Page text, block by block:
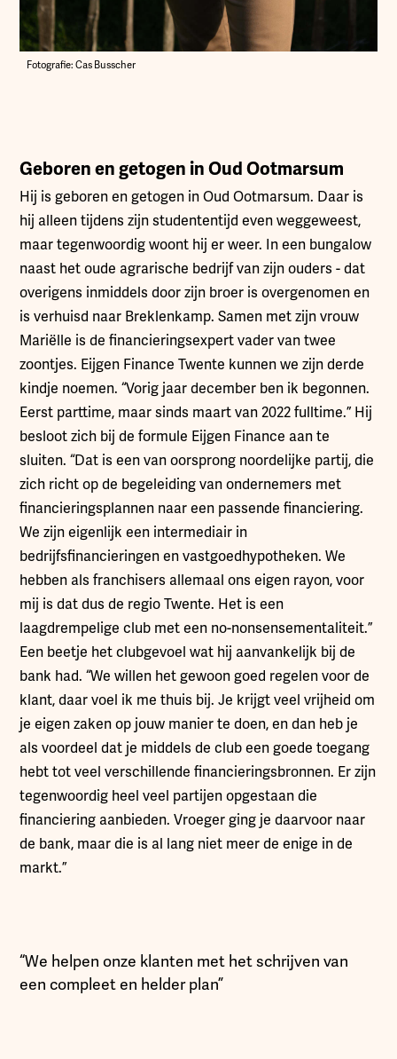
Fotografie: Cas Busscher
Geboren en getogen in Oud Ootmarsum
Hij is geboren en getogen in Oud Ootmarsum. Daar is
hij alleen tijdens zijn studententijd even weggeweest,
maar tegenwoordig woont hij er weer. In een bungalow
naast het oude agrarische bedrijf van zijn ouders - dat
overigens inmiddels door zijn broer is overgenomen en
is verhuisd naar Breklenkamp. Samen met zijn vrouw
Mariëlle is de financieringsexpert vader van twee
zoontjes. Eijgen Finance Twente kunnen we zijn derde
kindje noemen. “Vorig jaar december ben ik begonnen.
Eerst parttime, maar sinds maart van 2022 fulltime.” Hij
besloot zich bij de formule Eijgen Finance aan te
sluiten. “Dat is een van oorsprong noordelijke partij, die
zich richt op de begeleiding van ondernemers met
financieringsplannen naar een passende financiering.
We zijn eigenlijk een intermediair in
bedrijfsfinancieringen en vastgoedhypotheken. We
hebben als franchisers allemaal ons eigen rayon, voor
mij is dat dus de regio Twente. Het is een
laagdrempelige club met een no-nonsensementaliteit.”
Een beetje het clubgevoel wat hij aanvankelijk bij de
bank had. “We willen het gewoon goed regelen voor de
klant, daar voel ik me thuis bij. Je krijgt veel vrijheid om
je eigen zaken op jouw manier te doen, en dan heb je
als voordeel dat je middels de club een goede toegang
hebt tot veel verschillende financieringsbronnen. Er zijn
tegenwoordig heel veel partijen opgestaan die
financiering aanbieden. Vroeger ging je daarvoor naar
de bank, maar die is al lang niet meer de enige in de
markt.”
“We helpen onze klanten met het schrijven van
een compleet en helder plan”